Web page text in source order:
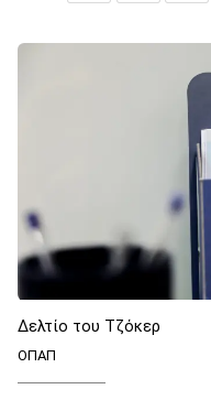
Δελτίο του Τζόκερ
ΟΠΑΠ